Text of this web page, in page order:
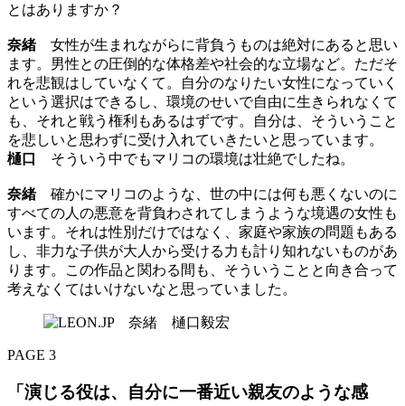
とはありますか？
奈緒女性が生まれながらに背負うものは絶対にあると思い
ます。男性との圧倒的な体格差や社会的な立場など。ただそ
れを悲観はしていなくて。自分のなりたい女性になっていく
という選択はできるし、環境のせいで自由に生きられなくて
も、それと戦う権利もあるはずです。自分は、そういうこと
を悲しいと思わずに受け入れていきたいと思っています。
樋口
そういう中でもマリコの環境は壮絶でしたね。
奈緒確かにマリコのような、世の中には何も悪くないのに
すべての人の悪意を背負わされてしまうような境遇の女性も
います。それは性別だけではなく、家庭や家族の問題もある
し、非力な子供が大人から受ける力も計り知れないものがあ
ります。この作品と関わる間も、そういうことと向き合って
考えなくてはいけないなと思っていました。
PAGE 3
「演じる役は、自分に一番近い親友のような感